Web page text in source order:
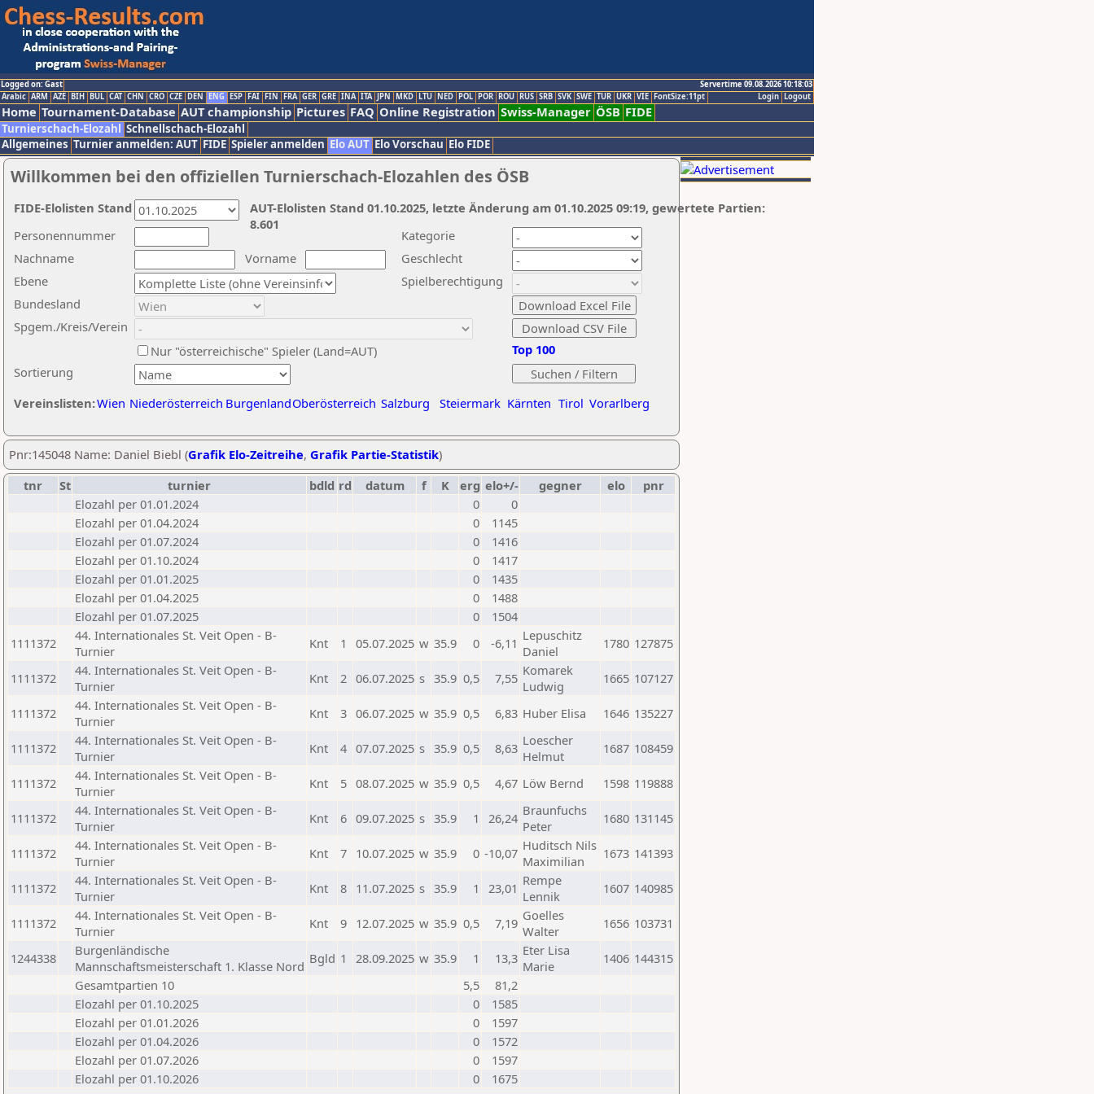
Logged on: Gast
Servertime 09.08.2026 10:18:03
Logout
Login
Arabic ARM AZE BIH BUL CAT CHN CRO CZE DEN ENG ESP FAI FIN FRA GER GRE INA ITA JPN MKD LTU NED POL POR ROU RUS SRB SVK SWE TUR UKR VIE FontSize:11pt
Home Tournament-Database AUT championship Pictures FAQ Online Registration Swiss-Manager ÖSB FIDE
Turnierschach-Elozahl Schnellschach-Elozahl
Allgemeines Turnier anmelden: AUT FIDE Spieler anmelden Elo AUT Elo Vorschau Elo FIDE
Willkommen bei den offiziellen Turnierschach-Elozahlen des ÖSB
Nachname
Vorname
Ebene
Kategorie
Sortierung
Personennummer
Bundesland
Spgem./Kreis/Verein
Geschlecht
Nur "österreichische" Spieler (Land=AUT)
Spielberechtigung
Vereinslisten:Wien Niederösterreich BurgenlandOberösterreich Salzburg Steiermark Kärnten Tirol Vorarlberg
Top 100
AUT-Elolisten Stand 01.10.2025, letzte Änderung am 01.10.2025 09:19, gewertete Partien:
8.601
FIDE-Elolisten Stand
Pnr:145048 Name: Daniel Biebl (Grafik Elo-Zeitreihe, Grafik Partie-Statistik)
tnr
St turnier bdld rd datum f K erg elo+/- gegner elo
pnr
Elozahl per 01.01.2024
0
0
Elozahl per 01.04.2024
0
1145
Elozahl per 01.07.2024
0
1416
Elozahl per 01.10.2024
0
1417
Elozahl per 01.01.2025
0
1435
Elozahl per 01.04.2025
0
1488
Elozahl per 01.07.2025
0
1504
1111372
44. Internationales St. Veit Open - B-
Turnier
Knt 1 05.07.2025 w 35.9 0 -6,11 Lepuschitz
Daniel
1780 127875
1111372
44. Internationales St. Veit Open - B-
Turnier
Knt 2 06.07.2025 s 35.9 0,5 7,55 Komarek
Ludwig
1665 107127
1111372
44. Internationales St. Veit Open - B-
Turnier
Knt 3 06.07.2025 w 35.9 0,5 6,83 Huber Elisa 1646 135227
1111372
44. Internationales St. Veit Open - B-
Turnier
Knt 4 07.07.2025 s 35.9 0,5 8,63 Loescher
Helmut
1687 108459
1111372
44. Internationales St. Veit Open - B-
Turnier
Knt 5 08.07.2025 w 35.9 0,5 4,67 Löw Bernd 1598 119888
1111372
44. Internationales St. Veit Open - B-
Turnier
Knt 6 09.07.2025 s 35.9 1 26,24 Braunfuchs
Peter
1680 131145
1111372
44. Internationales St. Veit Open - B-
Turnier
Knt 7 10.07.2025 w 35.9 0 -10,07 Huditsch Nils
Maximilian
1673 141393
1111372
44. Internationales St. Veit Open - B-
Turnier
Knt 8 11.07.2025 s 35.9 1 23,01 Rempe
Lennik
1607 140985
1111372
44. Internationales St. Veit Open - B-
Turnier
Knt 9 12.07.2025 w 35.9 0,5 7,19 Goelles
Walter
1656 103731
1244338
Burgenländische
Mannschaftsmeisterschaft 1. Klasse Nord Bgld 1 28.09.2025 w 35.9 1 13,3 Eter Lisa
Marie
1406 144315
Gesamtpartien 10
5,5
81,2
Elozahl per 01.10.2025
0
1585
Elozahl per 01.01.2026
0
1597
Elozahl per 01.04.2026
0
1572
Elozahl per 01.07.2026
0
1597
Elozahl per 01.10.2026
0
1675